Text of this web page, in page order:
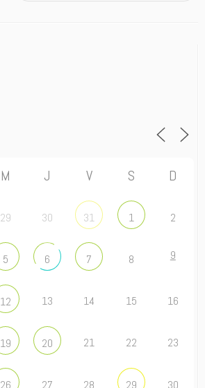
M J V S D
29 30 31 1 2
5 6 7 8 9
12 13 14 15 16
19 20 21 22 23
26 27 28 29 30